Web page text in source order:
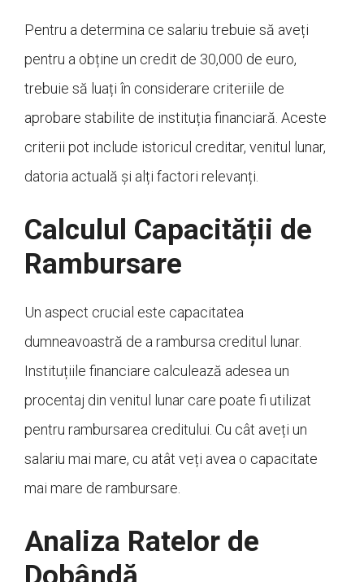
Pentru a determina ce salariu trebuie să aveți
pentru a obține un credit de 30,000 de euro,
trebuie să luați în considerare criteriile de
aprobare stabilite de instituția financiară. Aceste
criterii pot include istoricul creditar, venitul lunar,
datoria actuală și alți factori relevanți.
Calculul Capacității de
Rambursare
Un aspect crucial este capacitatea
dumneavoastră de a rambursa creditul lunar.
Instituțiile financiare calculează adesea un
procentaj din venitul lunar care poate fi utilizat
pentru rambursarea creditului. Cu cât aveți un
salariu mai mare, cu atât veți avea o capacitate
mai mare de rambursare.
Analiza Ratelor de